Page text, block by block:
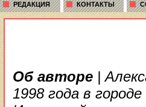
РЕДАКЦИЯ КОНТАКТЫ
Об авторе |
1998 года в